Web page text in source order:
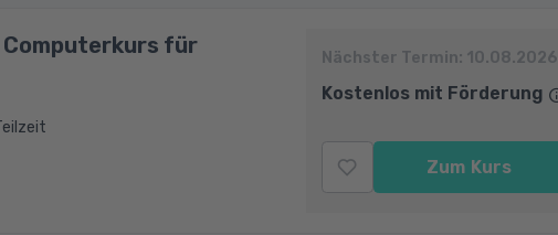
Computerkurs für
Nächster Termin: 10.08.2026
Kostenlos mit Förderung
Zum Kurs